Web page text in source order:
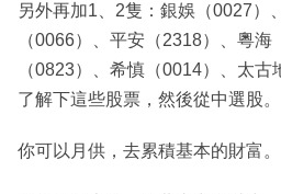
另外再加1、2隻：銀娛（0027）
（0066）、平安（2318）、粵海
（0823）、希慎（0014）、太
了解下這些股票，然後從中選股。
你可以月供，去累積基本的財富。